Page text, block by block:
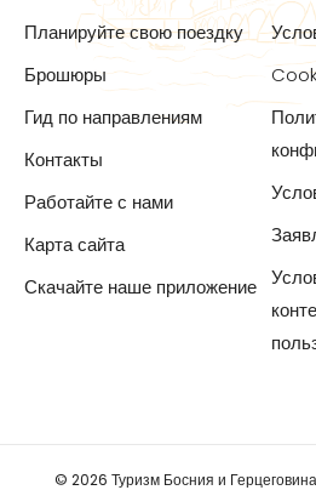
Планируйте свою поездку
Брошюры
Гид по направлениям
Контакты
Работайте с нами
Карта сайта
Скачайте наше приложение
© 2026 Туризм Босния и